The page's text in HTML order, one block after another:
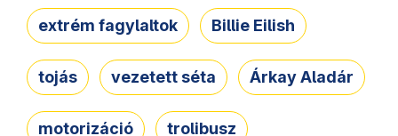
extrém fagylaltok Billie Eilish
tojás vezetett séta Árkay Aladár
motorizáció trolibusz